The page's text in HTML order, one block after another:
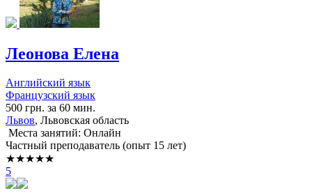
Леонова Елена
Английский язык
Французский язык
500 грн. за 60 мин.
Львов, Львовская область
Места занятий: Онлайн
Частный преподаватель (опыт 15 лет)
★★★★★
5